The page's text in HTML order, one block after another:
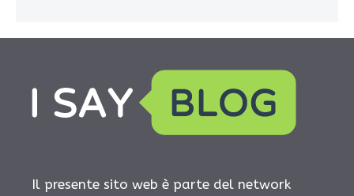
Il presente sito web è parte del network